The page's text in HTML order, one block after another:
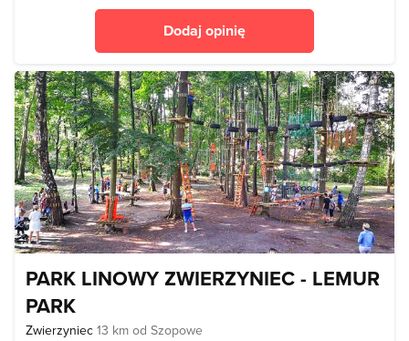
Dodaj opinię
PARK LINOWY ZWIERZYNIEC - LEMUR
PARK
Zwierzyniec 13 km od Szopowe